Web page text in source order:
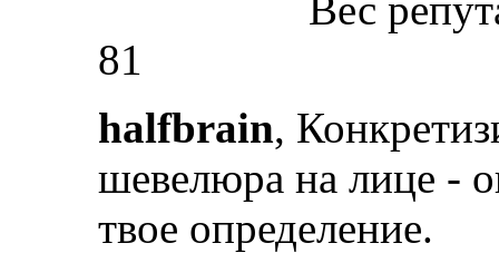
81
halfbrain,
шевелюра на лице -
твое определение.